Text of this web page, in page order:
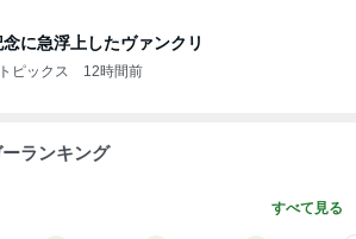
に急浮上したヴァンクリ
ピックス 12時間前
ランキング
すべて見る